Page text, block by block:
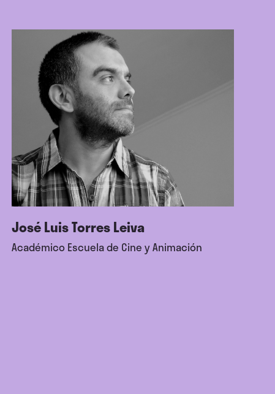
José Luis Torres Leiva
Académico Escuela de Cine y Animación